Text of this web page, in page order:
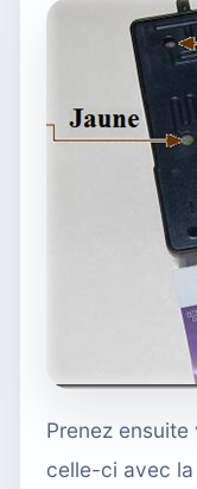
Prenez
celle-ci avec la